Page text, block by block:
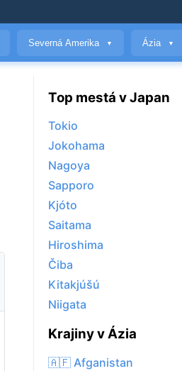
Severná Amerika ▼ Ázia ▼
Top mestá v Japan
Tokio
Jokohama
Nagoya
Sapporo
Kjóto
Saitama
Hiroshima
Čiba
Kitakjúšú
Niigata
Krajiny v Ázia
🇦🇫 Afganistan